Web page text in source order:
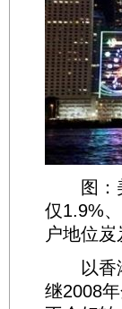
图：美
仅1.9%
户地位
以香港
继2008